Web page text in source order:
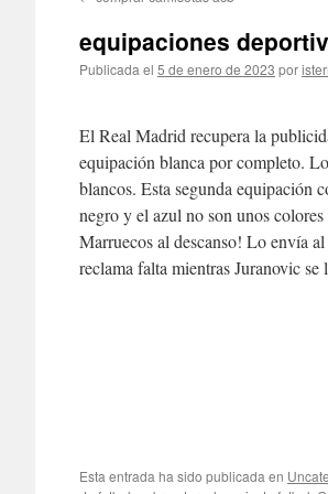
contenido
equipaciones
Publicada el 5 de enero de 2023 por
El Real Madrid recupera la
equipación blanca por completo.
blancos. Esta segunda equipación
negro y el azul no son unos
Marruecos al descanso! Lo envía
reclama falta mientras Juranovic
Esta entrada ha sido publicada en